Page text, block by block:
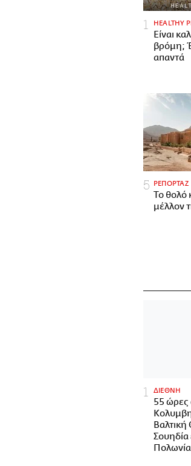
HEALTHY
Είναι
βρόμη;
απαντά
ΡΕΠΟΡΤΑΖ
Το θολό
μέλλον
ΔΙΕΘΝΗ
55 ώρες
Πολωνία